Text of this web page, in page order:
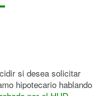
si desea solicitar
hipotecario hablando